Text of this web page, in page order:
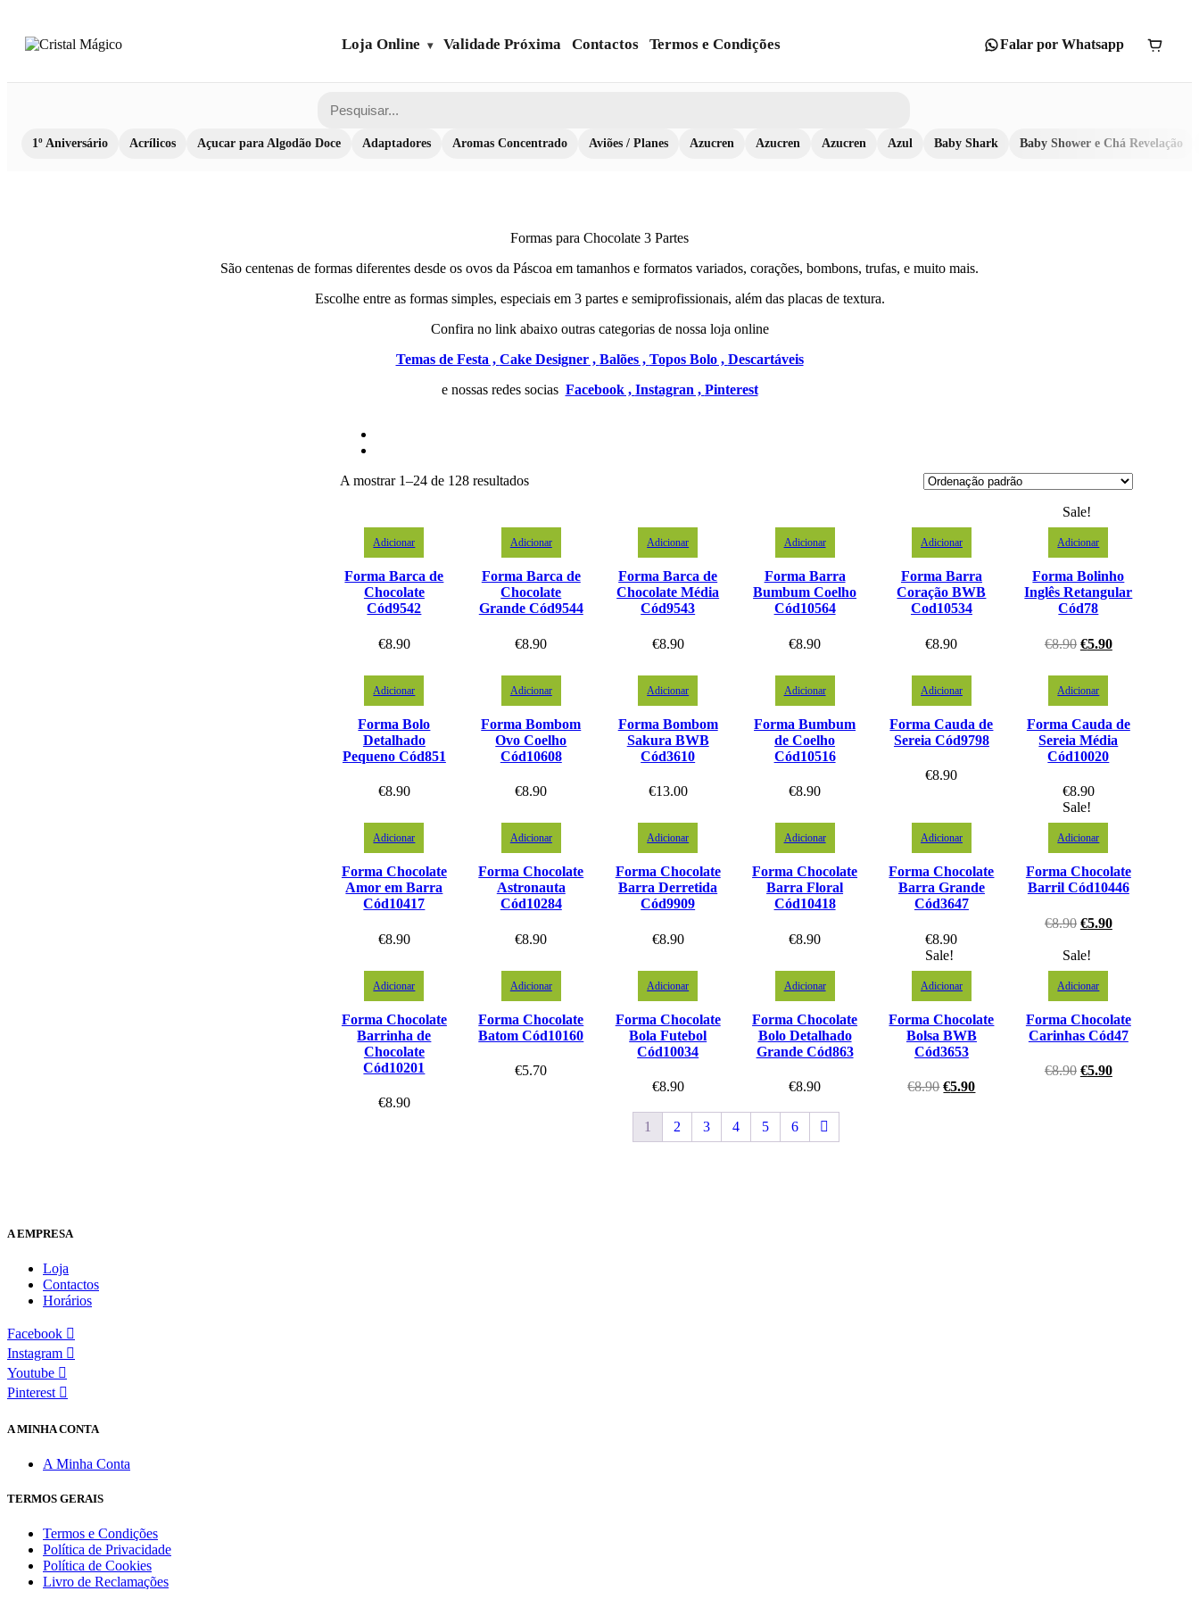
Loja Online Validade Próxima Contactos Termos e Condições Falar por Whatsapp
1º Aniversário Acrílicos Açucar para Algodão Doce Adaptadores Aromas Concentrado Aviões / Planes Azucren Azucren Azucren Azul Baby Shark Baby Shower e Chá Revelação
Formas para Chocolate 3 Partes
São centenas de formas diferentes desde os ovos da Páscoa em tamanhos e formatos variados, corações, bombons, trufas, e muito mais.
Escolhe entre as formas simples, especiais em 3 partes e semiprofissionais, além das placas de textura.
Confira no link abaixo outras categorias de nossa loja online
Temas de Festa , Cake Designer , Balões , Topos Bolo , Descartáveis
e nossas redes socias Facebook , Instagran , Pinterest
A mostrar 1–24 de 128 resultados
Adicionar
Forma Barca de
Chocolate
Cód9542
€8.90
Adicionar
Forma Barca de
Chocolate
Grande Cód9544
€8.90
Adicionar
Forma Barca de
Chocolate Média
Cód9543
€8.90
Adicionar
Forma Barra
Bumbum Coelho
Cód10564
€8.90
Adicionar
Forma Barra
Coração BWB
Cod10534
€8.90
Sale!
Adicionar
Forma Bolinho
Inglês Retangular
Cód78
€8.90 €5.90
Adicionar
Forma Bolo
Detalhado
Pequeno Cód851
€8.90
Adicionar
Forma Bombom
Ovo Coelho
Cód10608
€8.90
Adicionar
Forma Bombom
Sakura BWB
Cód3610
€13.00
Adicionar
Forma Bumbum
de Coelho
Cód10516
€8.90
Adicionar
Forma Cauda de
Sereia Cód9798
€8.90
Adicionar
Forma Cauda de
Sereia Média
Cód10020
€8.90
Adicionar
Forma Chocolate
Amor em Barra
Cód10417
€8.90
Adicionar
Forma Chocolate
Astronauta
Cód10284
€8.90
Adicionar
Forma Chocolate
Barra Derretida
Cód9909
€8.90
Adicionar
Forma Chocolate
Barra Floral
Cód10418
€8.90
Adicionar
Forma Chocolate
Barra Grande
Cód3647
€8.90
Sale!
Adicionar
Forma Chocolate
Barril Cód10446
€8.90 €5.90
Adicionar
Forma Chocolate
Barrinha de
Chocolate
Cód10201
€8.90
Adicionar
Forma Chocolate
Batom Cód10160
€5.70
Adicionar
Forma Chocolate
Bola Futebol
Cód10034
€8.90
Adicionar
Forma Chocolate
Bolo Detalhado
Grande Cód863
€8.90
Sale!
Adicionar
Forma Chocolate
Bolsa BWB
Cód3653
€8.90 €5.90
Sale!
Adicionar
Forma Chocolate
Carinhas Cód47
€8.90 €5.90
1 2 3 4 5 6
A EMPRESA
Loja
Contactos
Horários
Facebook
Instagram
Youtube
Pinterest
A MINHA CONTA
A Minha Conta
TERMOS GERAIS
Termos e Condições
Política de Privacidade
Política de Cookies
Livro de Reclamações